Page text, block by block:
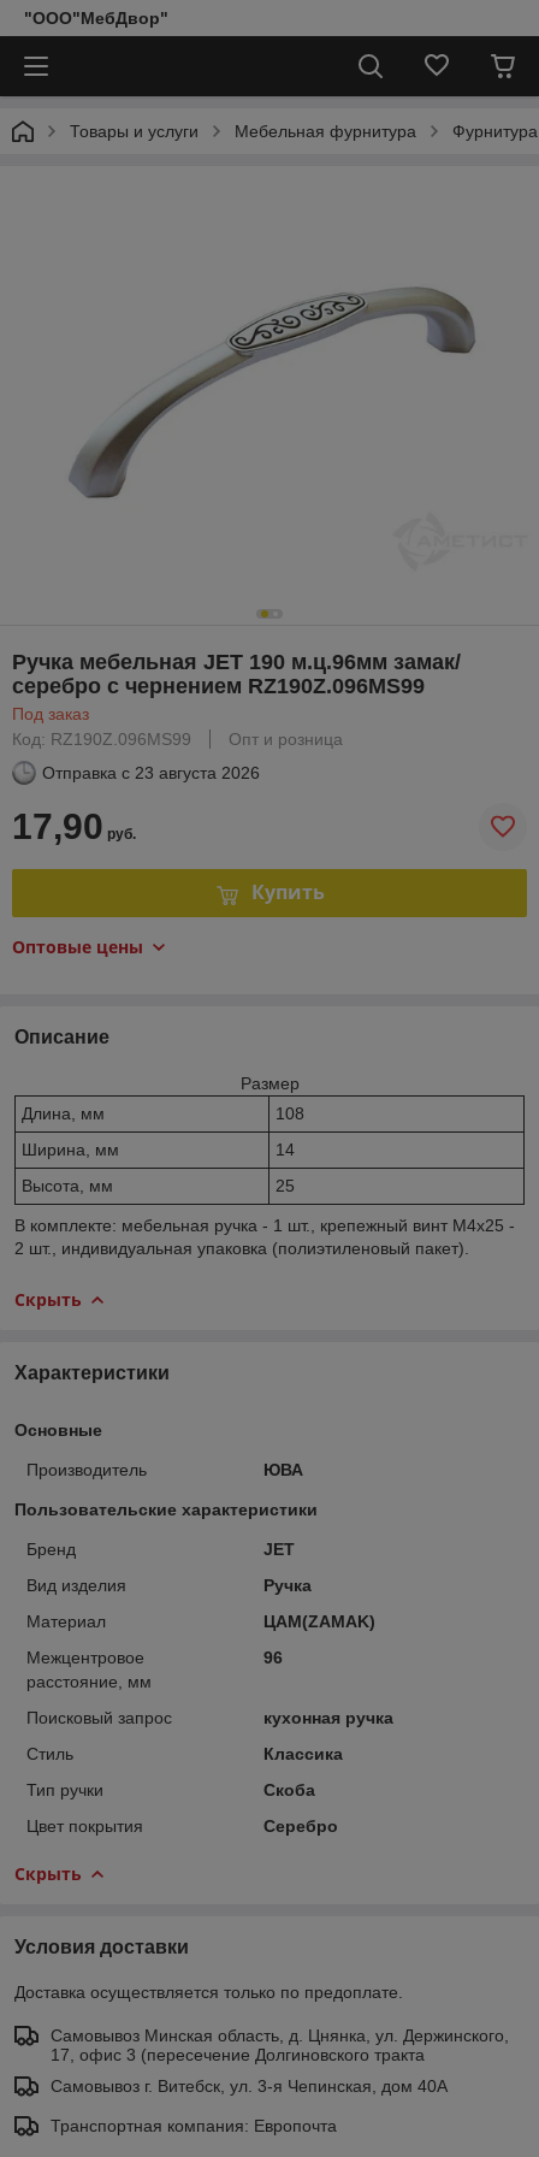
"ООО"МебДвор"
Товары и услуги Мебельная фурнитура
Ручка мебельная JET 190 м.ц.96мм замак/
серебро с чернением RZ190Z.096MS99
Под заказ
Код: RZ190Z.096MS99
Опт и розница
Отправка с 23 августа 2026
17,90 руб.
Купить
Оптовые цены
Описание
Размер
Длина, мм
108
Ширина, мм
14
Высота, мм
25
В комплекте: мебельная ручка - 1 шт., крепежный винт M4х25 -
2 шт., индивидуальная упаковка (полиэтиленовый пакет).
Скрыть
Характеристики
Основные
Производитель ЮВА
Пользовательские характеристики
Бренд
JET
Вид изделия
Ручка
Материал
ЦАМ(ZAMAK)
Межцентровое
расстояние, мм
96
Поисковый запрос
кухонная ручка
Стиль
Классика
Тип ручки
Скоба
Цвет покрытия
Серебро
Скрыть
Условия доставки
Доставка осуществляется только по предоплате.
Самовывоз Минская область, д. Цнянка, ул. Держинского,
17, офис 3 (пересечение Долгиновского тракта
Самовывоз г. Витебск, ул. 3-я Чепинская, дом 40А
Транспортная компания: Европочта